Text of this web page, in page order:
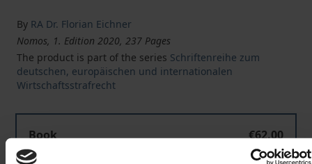
By RA Dr. Florian Eichner
Nomos, 1. Edition 2020, 237 Pages
The product is part of the series Schriftenreihe zum
deutschen, europäischen und internationalen
Wirtschaftsstrafrecht
Book
€62.00
ISBN 978-3-8487-7713-6